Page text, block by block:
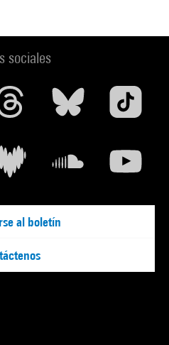
sociales
al boletín